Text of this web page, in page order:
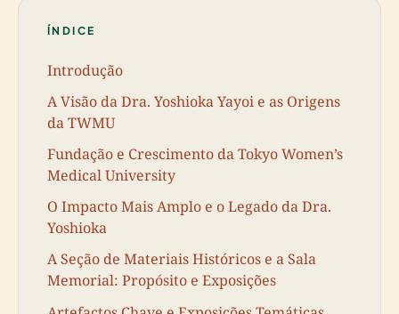
ÍNDICE
Introdução
A Visão da Dra. Yoshioka Yayoi e as Origens
da TWMU
Fundação e Crescimento da Tokyo Women’s
Medical University
O Impacto Mais Amplo e o Legado da Dra.
Yoshioka
A Seção de Materiais Históricos e a Sala
Memorial: Propósito e Exposições